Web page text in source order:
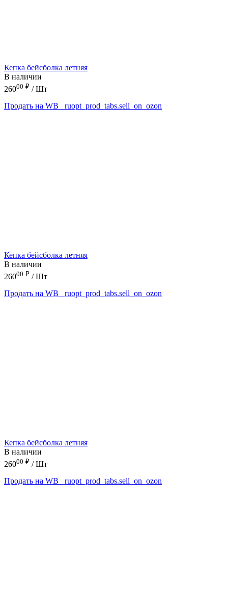
Кепка бейсболка летняя
В наличии
26000 ₽ / Шт
Продать на WB
_ruopt_prod_tabs.sell_on_ozon
Кепка бейсболка летняя
В наличии
26000 ₽ / Шт
Продать на WB
_ruopt_prod_tabs.sell_on_ozon
Кепка бейсболка летняя
В наличии
26000 ₽ / Шт
Продать на WB
_ruopt_prod_tabs.sell_on_ozon